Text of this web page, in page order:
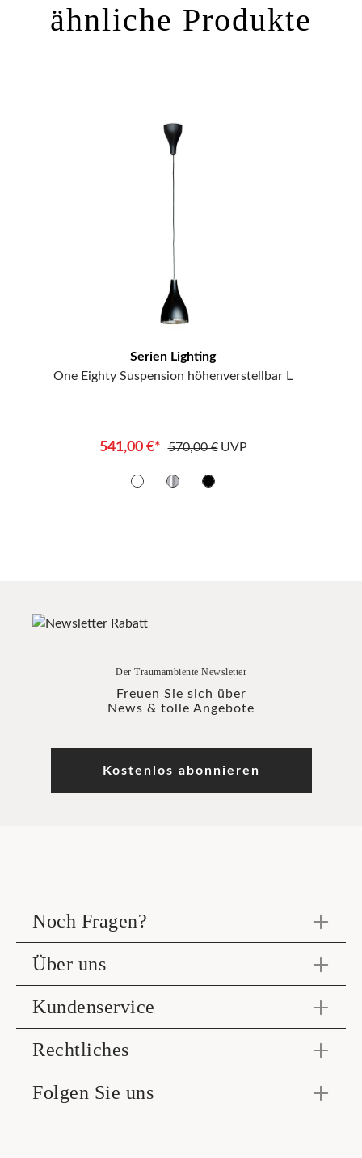
ähnliche Produkte
Serien Lighting
One Eighty Suspension höhenverstellbar L
541,00 €* 570,00 € UVP
Der Traumambiente Newsletter
Freuen Sie sich über
News & tolle Angebote
Kostenlos abonnieren
Noch Fragen?
Über uns
Kundenservice
Rechtliches
Folgen Sie uns